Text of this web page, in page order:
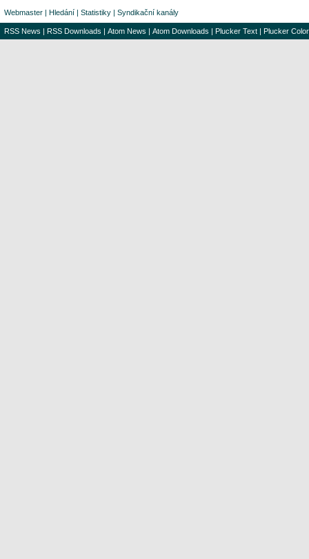
Webmaster | Hledání | Statistiky | Syndikační kanály
RSS News | RSS Downloads | Atom News | Atom Downloads | Plucker Text | Plucker Color